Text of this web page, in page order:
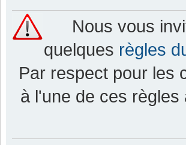
Nous vous
quelques règles
Par respect pour les
à l'une de ces